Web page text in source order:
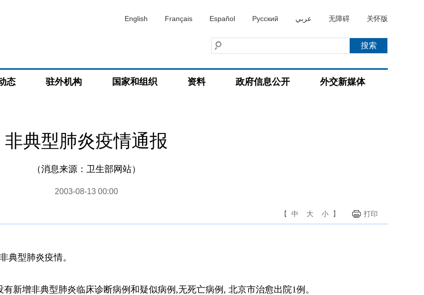
English Français Español Русский عربي 无障碍 关怀版
态 驻外机构 国家和组织 资料 政府信息公开 外交新媒体
非典型肺炎疫情通报
（消息来源：卫生部网站）
2003-08-13 00:00
【 中 大 小 】 打印
典型肺炎疫情。
增非典型肺炎临床诊断病例和疑似病例,无死亡病例, 北京市治愈出院1例。